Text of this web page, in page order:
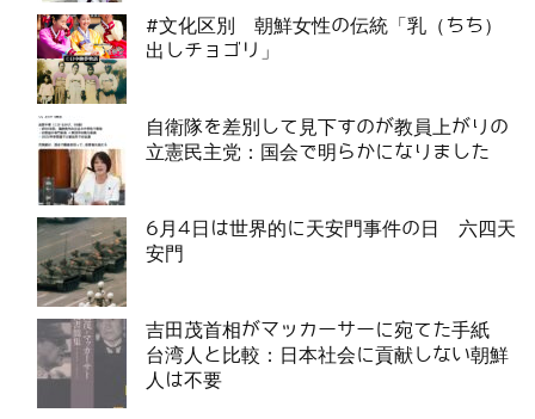
#文化区別 朝鮮女性の伝統「乳（ちち）
出しチョゴリ」
自衛隊を差別して見下すのが教員上がりの
立憲民主党：国会で明らかになりました
6月4日は世界的に天安門事件の日 六四天
安門
吉田茂首相がマッカーサーに宛てた手紙
台湾人と比較：日本社会に貢献しない朝鮮
人は不要